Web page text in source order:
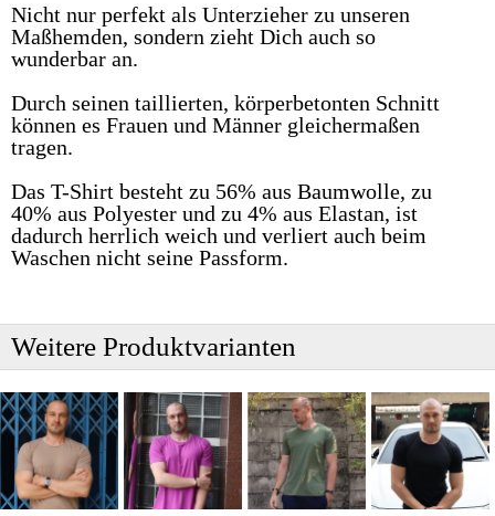
Nicht nur perfekt als Unterzieher zu unseren
Maßhemden, sondern zieht Dich auch so
wunderbar an.
Durch seinen taillierten, körperbetonten Schnitt
können es Frauen und Männer gleichermaßen
tragen.
Das T-Shirt besteht zu 56% aus Baumwolle, zu
40% aus Polyester und zu 4% aus Elastan, ist
dadurch herrlich weich und verliert auch beim
Waschen nicht seine Passform.
Weitere Produktvarianten